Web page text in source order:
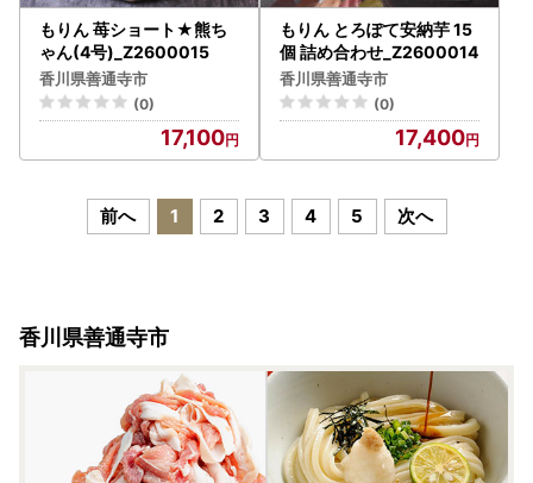
もりん 苺ショート★熊ち
ゃん(4号)_Z2600015
香川県善通寺市
(0)
17,100
もりん とろぽて安納芋 15
個 詰め合わせ_Z2600014
香川県善通寺市
(0)
17,400
前へ 1 2 3 4 5 次へ
香川県善通寺市